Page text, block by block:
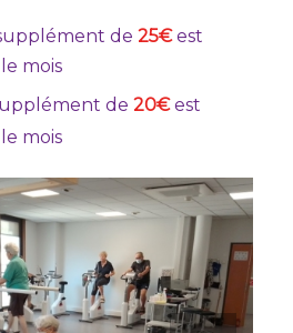
de 25€est
mois
de 20€est
mois